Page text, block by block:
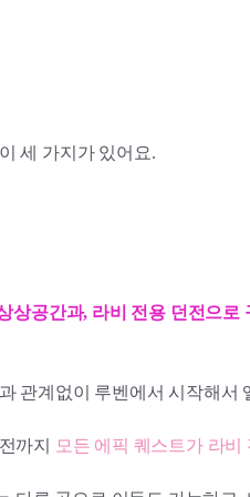
세 가지가 있어요.
상공간과, 라비 전용 던전으로
관계없이 루벤에서 시작해서
까지 모든 에픽 퀘스트가 라비